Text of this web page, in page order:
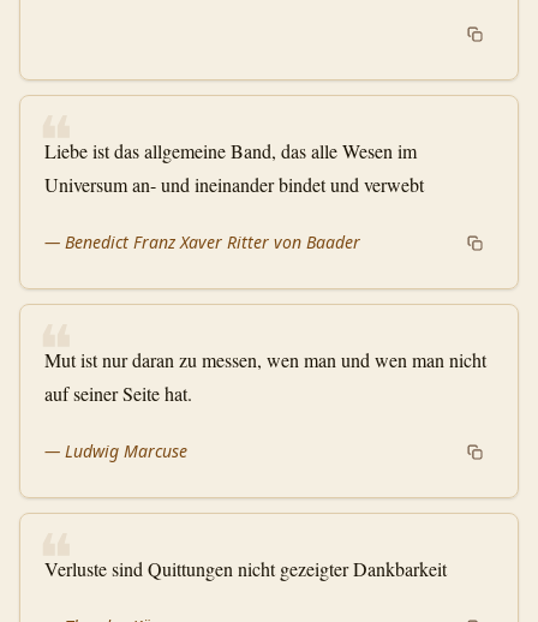
❝
Liebe ist das allgemeine Band, das alle Wesen im
Universum an- und ineinander bindet und verwebt
— Benedict Franz Xaver Ritter von Baader
❝
Mut ist nur daran zu messen, wen man und wen man nicht
auf seiner Seite hat.
— Ludwig Marcuse
❝
Verluste sind Quittungen nicht gezeigter Dankbarkeit